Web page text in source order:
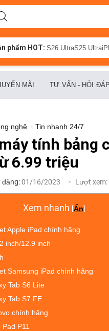
phẩm HOT: S26 UltraS25 Ultra
MÃI TƯ VẤN - HỎI ĐÁP
nghệ - Tin nhanh 24/7
tính bảng
6.99 triệu
đăng:01/16/2023 Lượt xem:
Xem nhanh [Ẩn]
Apple iPad chính hãng
inch/12.9 inch
Samsung iPad chính hãng
Tab S6 Lite
Tab S7 FE
chính hãng
P11